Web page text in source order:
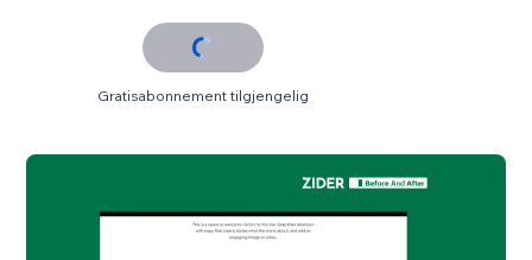
Gratisabonnement tilgjengelig